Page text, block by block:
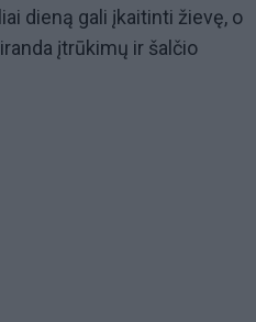
dieną gali įkaitinti žievę, o
įtrūkimų ir šalčio